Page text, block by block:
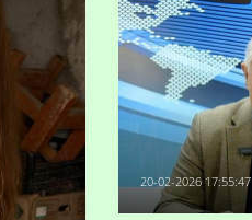
20-02-2026 17:55:47